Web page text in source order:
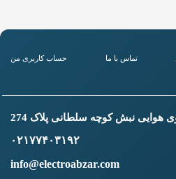
تماس با ما حساب کاربری من
هوایی نبش کوچه سلطانی پلاک 274
۰۲۱۷۷۴۰۳۱۹۲
info@electroabzar.com